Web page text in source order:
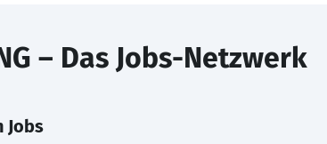
– Das Jobs-Netzwerk
Jobs